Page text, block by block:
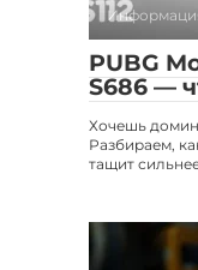
PUBG
S686 —
Хочешь
Разбираем,
тащит